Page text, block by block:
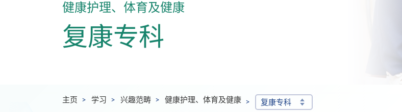
健康护理、体育及健康
复康专科
主页 学习 兴趣范畴 健康护理、体育及健康 复康专科